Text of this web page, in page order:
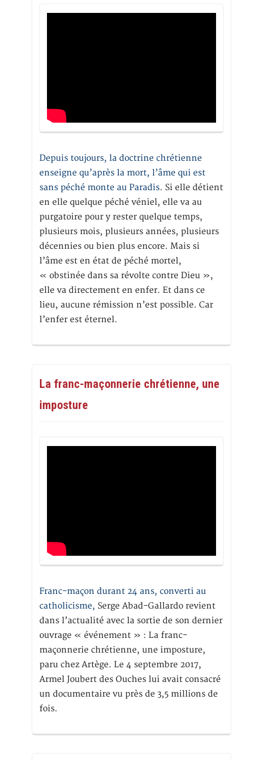
Depuis toujours, la doctrine chrétienne
enseigne qu’après la mort, l’âme qui est
sans péché monte au Paradis. Si elle détient
en elle quelque péché véniel, elle va au
purgatoire pour y rester quelque temps,
plusieurs mois, plusieurs années, plusieurs
décennies ou bien plus encore. Mais si
l’âme est en état de péché mortel,
« obstinée dans sa révolte contre Dieu »,
elle va directement en enfer. Et dans ce
lieu, aucune rémission n’est possible. Car
l’enfer est éternel.
La franc-maçonnerie chrétienne, une
imposture
Franc-maçon durant 24 ans, converti au
catholicisme, Serge Abad-Gallardo revient
dans l’actualité avec la sortie de son dernier
ouvrage « événement » : La franc-
maçonnerie chrétienne, une imposture,
paru chez Artège. Le 4 septembre 2017,
Armel Joubert des Ouches lui avait consacré
un documentaire vu près de 3,5 millions de
fois.